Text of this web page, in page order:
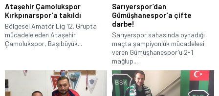
Ataşehir Çamolukspor
Kırkpınarspor’a takıldı
Bölgesel Amatör Lig 12. Grupta
mücadele eden Ataşehir
Çamolukspor, Başıbüyük...
Sarıyerspor’dan
Gümüşhanespor’a çifte
darbe!
Sarıyerspor sahasında oynadığı
maçta şampiyonluk mücadelesi
veren Gümüşhanespor’u 2-1
mağlup...